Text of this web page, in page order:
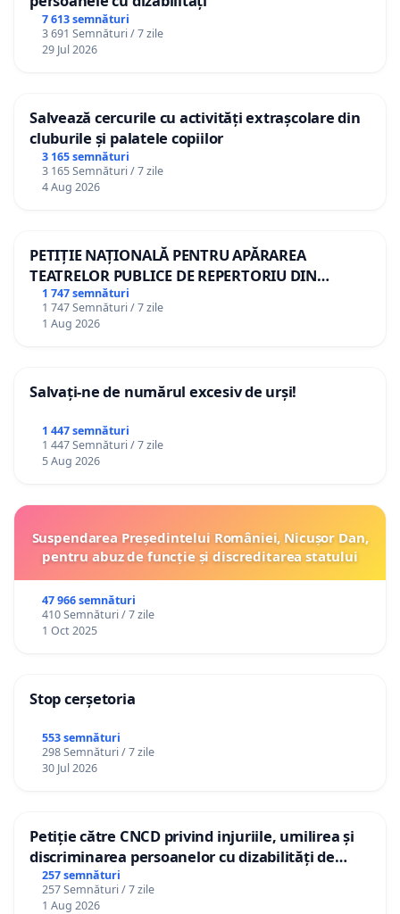
7 613 semnături
3 691 Semnături / 7 zile
29 Jul 2026
Salvează cercurile cu activități extrașcolare din
cluburile și palatele copiilor
3 165 semnături
3 165 Semnături / 7 zile
4 Aug 2026
PETIȚIE NAȚIONALĂ PENTRU APĂRAREA
TEATRELOR PUBLICE DE REPERTORIU DIN
ROMÂNIA
1 747 semnături
1 747 Semnături / 7 zile
1 Aug 2026
Salvați-ne de numărul excesiv de urși!
1 447 semnături
1 447 Semnături / 7 zile
5 Aug 2026
Suspendarea Președintelui României, Nicușor Dan,
pentru abuz de funcție și discreditarea statului
47 966 semnături
410 Semnături / 7 zile
1 Oct 2025
Stop cerșetoria
553 semnături
298 Semnături / 7 zile
30 Jul 2026
Petiție către CNCD privind injuriile, umilirea și
discriminarea persoanelor cu dizabilități de
către utilizatorul TikTok „Gorici”
257 semnături
257 Semnături / 7 zile
1 Aug 2026